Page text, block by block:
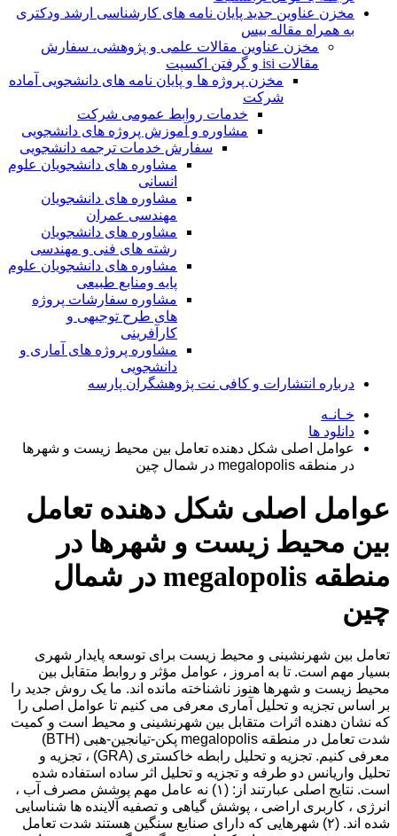
مخزن عناوین جدید پایان نامه های کارشناسی ارشد ودکتری
به همراه مقاله بیس
مخزن عناوین مقالات علمی و پژوهشی، سفارش
مقالات isi و گرفتن اکسپت
مخزن پروژه ها و پایان نامه های دانشجویی آماده
شرکت
خدمات روابط عمومی شرکت
مشاوره و آموزش پروژه های دانشجویی
سفارش خدمات ترجمه دانشجویی
مشاوره های دانشجویان علوم
انسانی
مشاوره های دانشجویان
مهندسی عمران
مشاوره های دانشجویان
رشته های فنی و مهندسی
مشاوره های دانشجویان علوم
پایه ومنابع طبیعی
مشاوره سفارشات پروژه
های طرح توجیهی و
کارآفرینی
مشاوره پروژه های آماری و
دانشجویی
درباره انتشارات و کافی نت پژوهشگران پارسه
خـانـه
دانلود ها
عوامل اصلی شکل دهنده تعامل بین محیط زیست و شهرها
در منطقه megalopolis در شمال چین
عوامل اصلی شکل دهنده تعامل
بین محیط زیست و شهرها در
منطقه megalopolis در شمال
چین
تعامل بین شهرنشینی و محیط زیست برای توسعه پایدار شهری
بسیار مهم است. تا به امروز ، عوامل مؤثر و روابط متقابل بین
محیط زیست و شهرها هنوز ناشناخته مانده اند. ما یک روش جدید را
بر اساس تجزیه و تحلیل آماری معرفی می کنیم تا عوامل اصلی را
که نشان دهنده اثرات متقابل بین شهرنشینی و محیط است و کمیت
شدت تعامل در منطقه megalopolis پکن-تیانجین-هبی (BTH)
معرفی کنیم. تجزیه و تحلیل رابطه خاکستری (GRA) ، تجزیه و
تحلیل واریانس دو طرفه و تجزیه و تحلیل اثر ساده استفاده شده
است. نتایج اصلی عبارتند از: (۱) نه عامل مهم پوشش مصرف آب ،
انرژی ، کاربری اراضی ، پوشش گیاهی و تصفیه آلاینده ها شناسایی
شده اند. (۲) شهرهایی که دارای صنایع سنگین هستند شدت تعامل